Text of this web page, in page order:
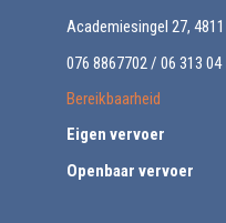
Academiesingel 27,
076 8867702 / 06 313 04
Bereikbaarheid
Eigen vervoer
Openbaar vervoer